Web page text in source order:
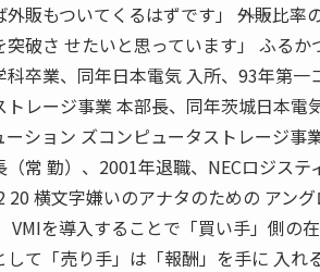
外販もついてくるはずです」 ――外販比
突破さ せたいと思っています」 ふる
科卒業、同年日本電気 入所、93年第
トレージ事業 本部長、同年茨城日本
ーション ズコンピュータストレージ
（常 勤）、2001年退職、NECロジス
20 横文字嫌いのアナタのための アン
VMIを導入することで「買い手」側の
して「売り手」は「報酬」を手に 入れる